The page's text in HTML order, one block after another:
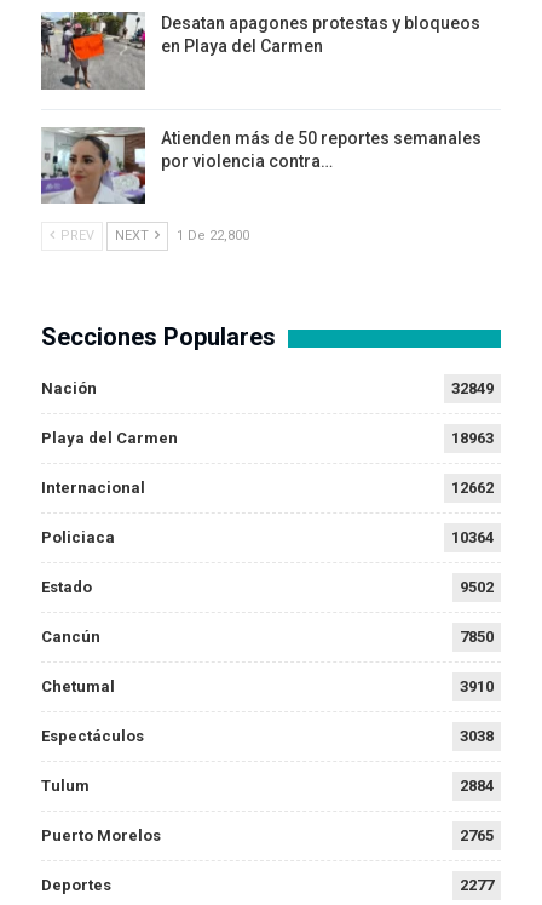
Desatan apagones protestas y bloqueos
en Playa del Carmen
Atienden más de 50 reportes semanales
por violencia contra…
PREV NEXT 1 De 22,800
Secciones Populares
Nación 32849
Playa del Carmen 18963
Internacional 12662
Policiaca 10364
Estado 9502
Cancún 7850
Chetumal 3910
Espectáculos 3038
Tulum 2884
Puerto Morelos 2765
Deportes 2277